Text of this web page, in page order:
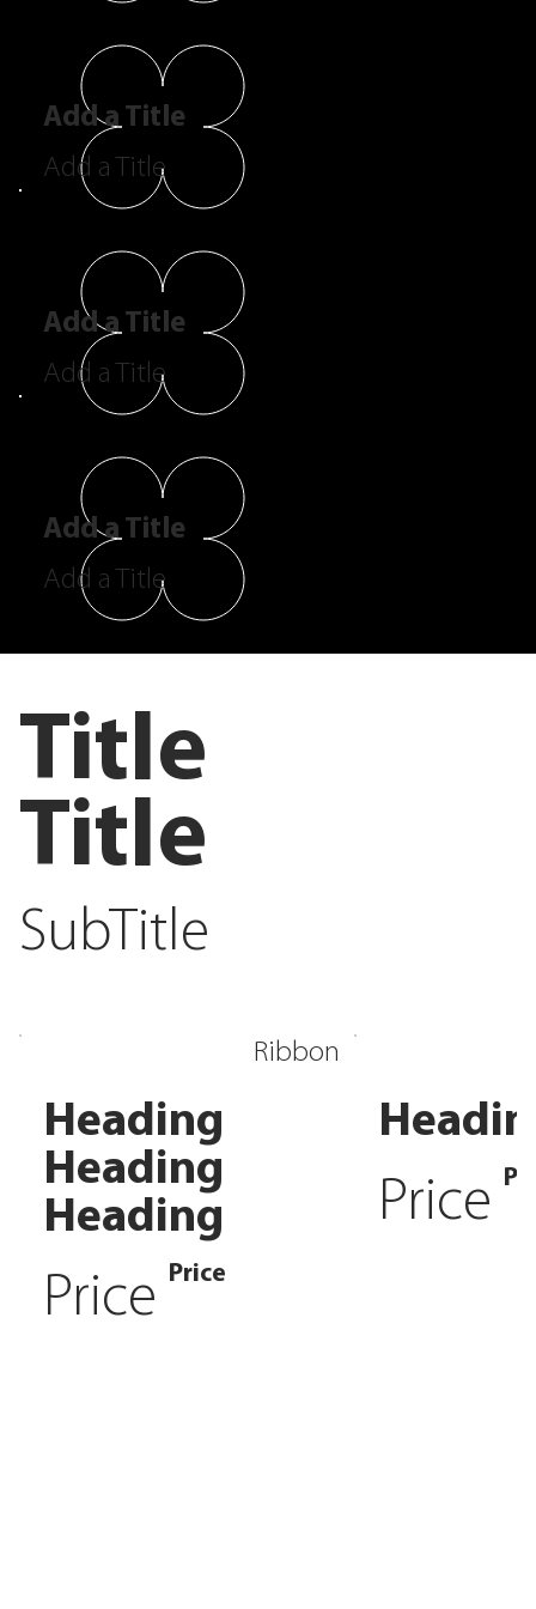
Add a Title
Add a Title
Add a Title
Add a Title
Add a Title
Add a Title
Title
Title
SubTitle
Ribbon
Heading
Heading
Heading
Price Price
Price